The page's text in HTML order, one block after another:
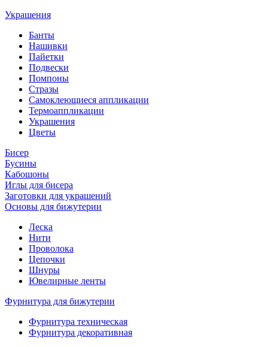
Украшения
Банты
Нашивки
Пайетки
Подвески
Помпоны
Стразы
Самоклеющиеся аппликации
Термоаппликации
Украшения
Цветы
Бисер
Бусины
Кабошоны
Иглы для бисера
Заготовки для украшений
Основы для бижутерии
Леска
Нити
Проволока
Цепочки
Шнуры
Ювелирные ленты
Фурнитура для бижутерии
Фурнитура техническая
Фурнитура декоративная